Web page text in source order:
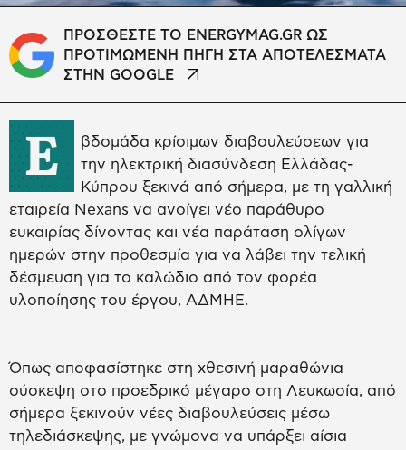
ΠΡΟΣΘΕΣΤΕ ΤΟ ENERGYMAG.GR ΩΣ
ΠΡΟΤΙΜΩΜΕΝΗ ΠΗΓΗ ΣΤΑ ΑΠΟΤΕΛΕΣΜΑΤΑ
ΣΤΗΝ GOOGLE
Ε
βδομάδα κρίσιμων διαβουλεύσεων για
την ηλεκτρική διασύνδεση Ελλάδας-
Κύπρου ξεκινά από σήμερα, με τη γαλλική
εταιρεία Nexans να ανοίγει νέο παράθυρο
ευκαιρίας δίνοντας και νέα παράταση ολίγων
ημερών στην προθεσμία για να λάβει την τελική
δέσμευση για το καλώδιο από τον φορέα
υλοποίησης του έργου, ΑΔΜΗΕ.
Όπως αποφασίστηκε στη χθεσινή μαραθώνια
σύσκεψη στο προεδρικό μέγαρο στη Λευκωσία, από
σήμερα ξεκινούν νέες διαβουλεύσεις μέσω
τηλεδιάσκεψης, με γνώμονα να υπάρξει αίσια